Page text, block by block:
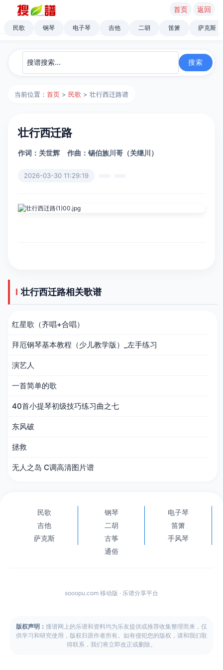
首页 返回
民歌 钢琴 电子琴 吉他 二胡 笛箫 萨克斯
当前位置：首页 > 民歌 > 壮行西迁路谱
壮行西迁路
作词：关世辉 作曲：锡伯族川哥（关继川）
2026-03-30 11:29:19
壮行西迁路相关歌谱
红星歌（齐唱+合唱）
拜厄钢琴基本教程（少儿教学版）_左手练习
演艺人
一首简单的歌
40首小提琴初级技巧练习曲之七
东风破
拯救
无人之岛 C调高清图片谱
民歌 钢琴
电子琴
吉他
二胡
笛箫
萨克斯
古筝
手风琴
通俗
sooopu.com 移动版 · 乐谱分享平台
版权声明： 搜谱网上的乐谱和资料均为乐友提供或推荐收集整理而来，仅
供学习和研究使用，版权归原作者所有。如有侵犯您的版权，请和我们取
得联系，我们将立即改正或删除。